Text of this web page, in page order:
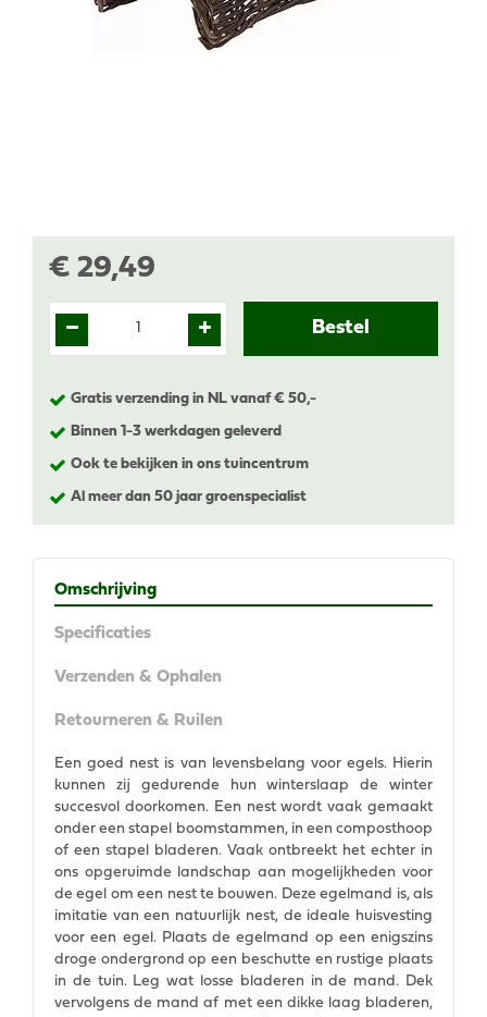
€ 29,49
Gratis verzending in NL vanaf € 50,-
Binnen 1-3 werkdagen geleverd
Ook te bekijken in ons tuincentrum
Al meer dan 50 jaar groenspecialist
Omschrijving
Specificaties
Verzenden & Ophalen
Retourneren & Ruilen
Een goed nest is van levensbelang voor egels. Hierin
kunnen zij gedurende hun winterslaap de winter
succesvol doorkomen. Een nest wordt vaak gemaakt
onder een stapel boomstammen, in een composthoop
of een stapel bladeren. Vaak ontbreekt het echter in
ons opgeruimde landschap aan mogelijkheden voor
de egel om een nest te bouwen. Deze egelmand is, als
imitatie van een natuurlijk nest, de ideale huisvesting
voor een egel. Plaats de egelmand op een enigszins
droge ondergrond op een beschutte en rustige plaats
in de tuin. Leg wat losse bladeren in de mand. Dek
vervolgens de mand af met een dikke laag bladeren,